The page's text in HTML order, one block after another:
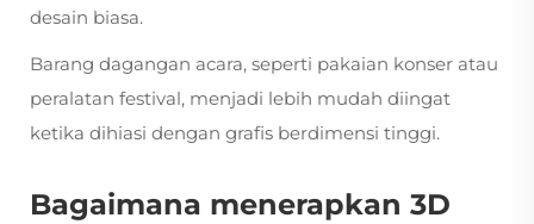
desain biasa.
Barang dagangan acara, seperti pakaian konser atau
peralatan festival, menjadi lebih mudah diingat
ketika dihiasi dengan grafis berdimensi tinggi.
Bagaimana menerapkan 3D